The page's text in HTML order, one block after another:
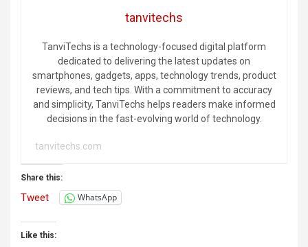
tanvitechs
TanviTechs is a technology-focused digital platform
dedicated to delivering the latest updates on
smartphones, gadgets, apps, technology trends, product
reviews, and tech tips. With a commitment to accuracy
and simplicity, TanviTechs helps readers make informed
decisions in the fast-evolving world of technology.
tanvitechs.com
Share this:
Tweet WhatsApp
Like this: